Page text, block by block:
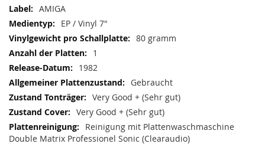
AMIGA
EP / Vinyl 7"
80 gramm
1
1982
Gebraucht
Very Good + (Sehr gut)
Very Good + (Sehr gut)
Reinigung mit Plattenwaschmaschine
Double Matrix Professionel Sonic (Clearaudio)